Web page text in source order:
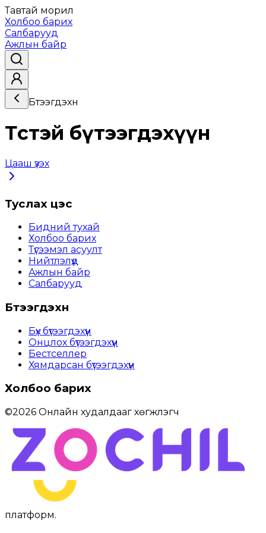
Тавтай морил
Холбоо барих
Салбарууд
Ажлын байр
Бүтээгдэхүүн
Төстэй бүтээгдэхүүн
Цааш үзэх
Туслах цэс
Бидний тухай
Холбоо барих
Түгээмэл асуулт
Нийтлэлүүд
Ажлын байр
Салбарууд
Бүтээгдэхүүн
Бүх бүтээгдэхүүн
Онцлох бүтээгдэхүүн
Бестселлер
Хямдарсан бүтээгдэхүүн
Холбоо барих
©2026 Онлайн худалдааг хөгжүүлэгч
платформ.